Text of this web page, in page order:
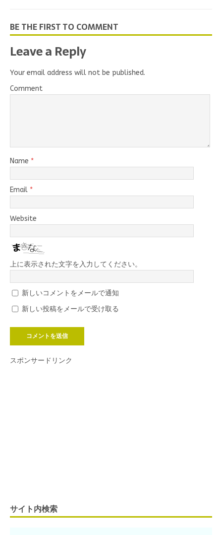
BE THE FIRST TO COMMENT
Leave a Reply
Your email address will not be published.
Comment
Name *
Email *
Website
上に表示された文字を入力してください。
新しいコメントをメールで通知
新しい投稿をメールで受け取る
スポンサードリンク
サイト内検索